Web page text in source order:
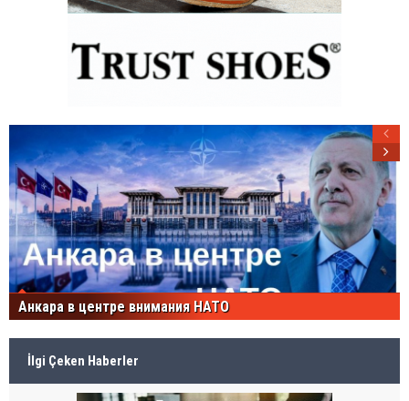
Анкара в центре внимания НАТО
İlgi Çeken Haberler